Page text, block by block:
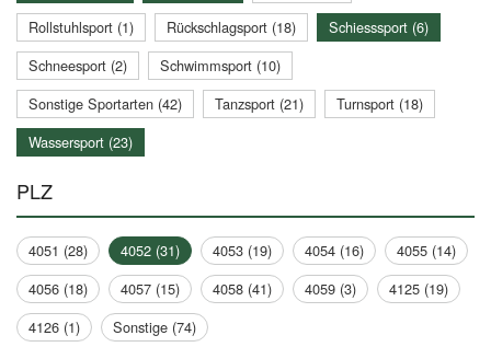
Rollstuhlsport (1)
Rückschlagsport (18)
Schiesssport (6)
Schneesport (2)
Schwimmsport (10)
Sonstige Sportarten (42)
Tanzsport (21)
Turnsport (18)
Wassersport (23)
PLZ
4051 (28) 4052 (31) 4053 (19) 4054 (16)
4055 (14)
4056 (18)
4057 (15) 4058 (41) 4059 (3)
4125 (19)
4126 (1)
Sonstige (74)